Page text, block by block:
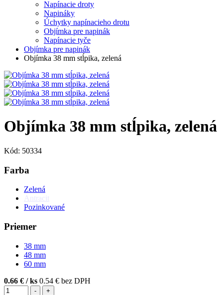
Napínacie droty
Napináky
Úchytky napínacieho drotu
Objímka pre napinák
Napínacie tyče
Objímka pre napinák
Objímka 38 mm stĺpika, zelená
Objímka 38 mm stĺpika, zelená
Kód: 50334
Farba
Zelená
Antracit
Pozinkované
Priemer
38 mm
48 mm
60 mm
0.66 € / ks 0.54 € bez DPH
- +